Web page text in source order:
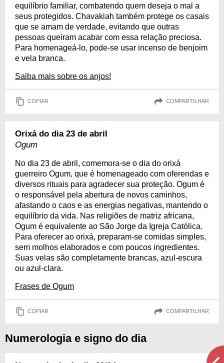
equilíbrio familiar, combatendo quem deseja o mal a
seus protegidos. Chavakiah também protege os casais
que se amam de verdade, evitando que outras
pessoas queiram acabar com essa relação preciosa.
Para homenageá-lo, pode-se usar incenso de benjoim
e vela branca.
Saiba mais sobre os anjos!
COPIAR COMPARTILHAR
Orixá do dia 23 de abril
Ogum
No dia 23 de abril, comemora-se o dia do orixá
guerreiro Ogum, que é homenageado com oferendas e
diversos rituais para agradecer sua proteção. Ogum é
o responsável pela abertura de novos caminhos,
afastando o caos e as energias negativas, mantendo o
equilíbrio da vida. Nas religiões de matriz africana,
Ogum é equivalente ao São Jorge da Igreja Católica.
Para oferecer ao orixá, preparam-se comidas simples,
sem molhos elaborados e com poucos ingredientes.
Suas velas são completamente brancas, azul-escura
ou azul-clara.
Frases de Ogum
COPIAR COMPARTILHAR
Numerologia e signo do dia